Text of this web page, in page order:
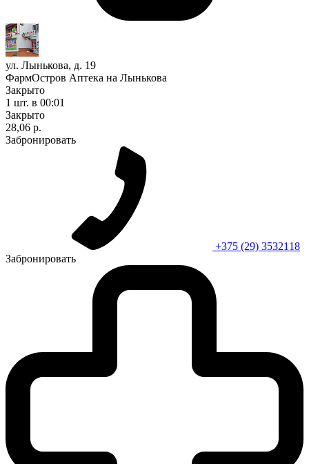
ул. Лынькова, д. 19
ФармОстров Аптека на Лынькова
Закрыто
1 шт. в 00:01
Закрыто
28,06 р.
Забронировать
+375 (29) 3532118
Забронировать